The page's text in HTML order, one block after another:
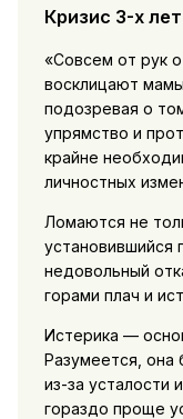
Кризис 3-х лет
«Совсем от рук
восклицают
подозревая о
упрямство и
крайне
личностных
Ломаются не
установившийся
недовольный
горами плач и
Истерика —
Разумеется, она
из-за усталости
гораздо проще